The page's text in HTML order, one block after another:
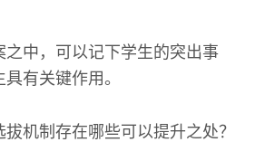
中，可以记下学生的突出事
有关键作用。
机制存在哪些可以提升之处？